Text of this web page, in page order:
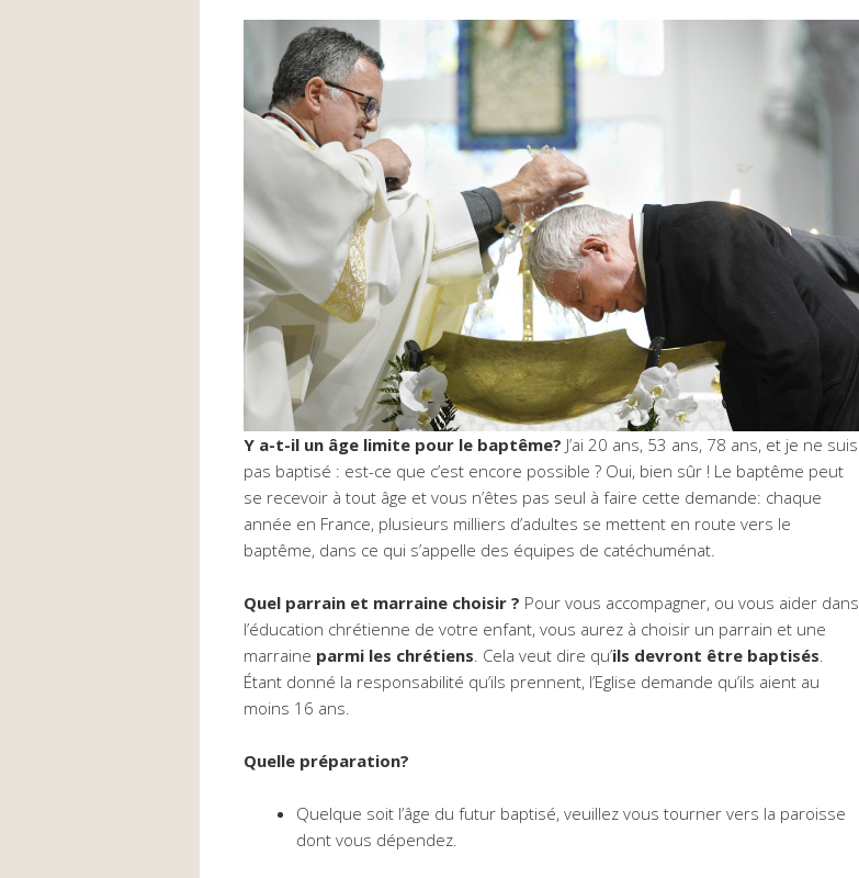
Y a-t-il un âge limite pour le baptême? J’ai 20 ans, 53 ans, 78 ans, et je ne suis
pas baptisé : est-ce que c’est encore possible ? Oui, bien sûr ! Le baptême peut
se recevoir à tout âge et vous n’êtes pas seul à faire cette demande: chaque
année en France, plusieurs milliers d’adultes se mettent en route vers le
baptême, dans ce qui s’appelle des équipes de catéchuménat.
Quel parrain et marraine choisir ? Pour vous accompagner, ou vous aider dans
l’éducation chrétienne de votre enfant, vous aurez à choisir un parrain et une
marraine parmi les chrétiens . Cela veut dire qu’ils devront être baptisés
Étant donné la responsabilité qu’ils prennent, l’Eglise demande qu’ils aient au
moins 16 ans.
Quelle préparation?
Quelque soit l’âge du futur baptisé, veuillez vous tourner vers la paroisse
dont vous dépendez.